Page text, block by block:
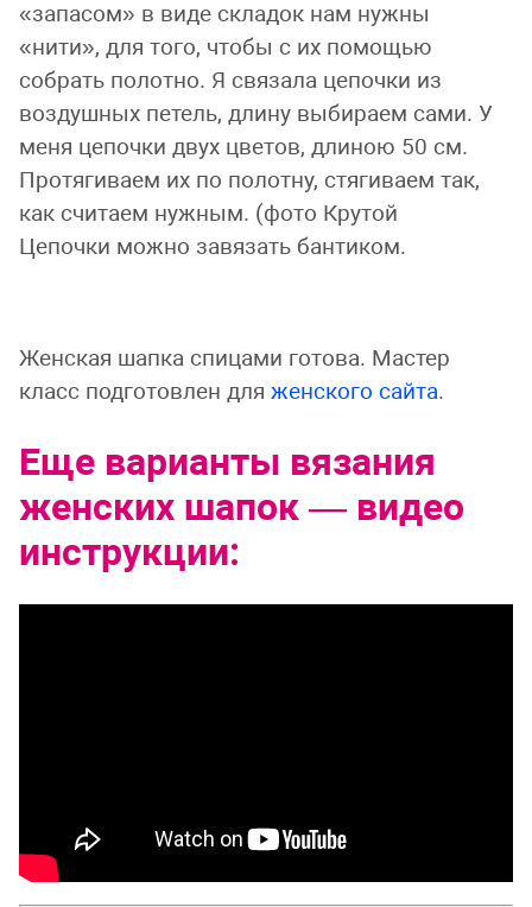
«запасом» в виде складок нам нужны
«нити», для того, чтобы с их помощью
собрать полотно. Я связала цепочки из
воздушных петель, длину выбираем сами. У
меня цепочки двух цветов, длиною 50 см.
Протягиваем их по полотну, стягиваем так,
как считаем нужным. (фото Крутой
Цепочки можно завязать бантиком.
Женская шапка спицами готова. Мастер
класс подготовлен для женского сайта.
Еще варианты вязания
женских шапок — видео
инструкции: